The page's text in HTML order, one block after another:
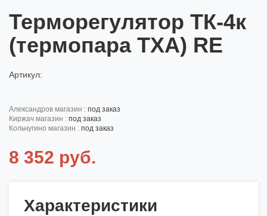
Терморегулятор ТК-4к
(термопара ТХА) RE
Артикул:
александров магазин : под заказ
киржач магазин : под заказ
кольчугино магазин : под заказ
8 352 руб.
Характеристики